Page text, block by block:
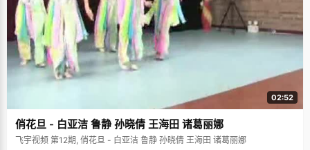
02:52
俏花旦 - 白亚洁 鲁静 孙晓倩 王海田 诸葛丽娜
飞宇视频 第12期, 俏花旦 - 白亚洁 鲁静 孙晓倩 王海田 诸葛丽娜